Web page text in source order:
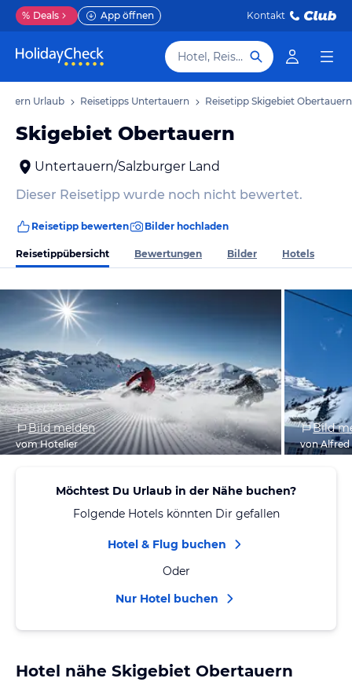
% Deals App öffnen Kontakt
Hotel, Reiseziel
Urlaub Reisetipps Untertauern Reisetipp Skigebiet Obertauern
Skigebiet Obertauern
Untertauern/Salzburger Land
Dieser Reisetipp wurde noch nicht bewertet.
Reisetipp bewerten Bilder hochladen
Reisetippübersicht Bewertungen Bilder Hotels
Bild melden
vom Hotelier
Bild
von Alfred
Möchtest Du Urlaub in der Nähe buchen?
Folgende Hotels könnten Dir gefallen
Hotel & Flug buchen
Oder
Nur Hotel buchen
Hotel nähe Skigebiet Obertauern